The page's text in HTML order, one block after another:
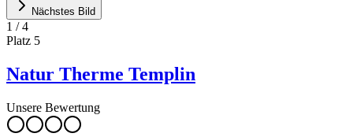
Nächstes Bild
1 /4
Platz 5
Natur Therme Templin
Unsere Bewertung